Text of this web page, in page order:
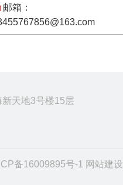
邮箱：
天地3号楼15层
备16009895号-1 网站建设